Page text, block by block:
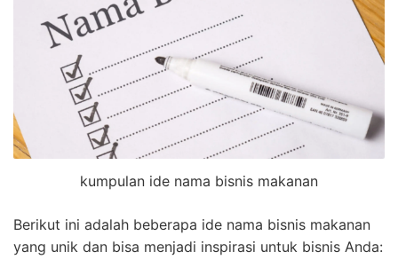
kumpulan ide nama bisnis makanan
Berikut ini adalah beberapa ide nama bisnis makanan
yang unik dan bisa menjadi inspirasi untuk bisnis Anda: